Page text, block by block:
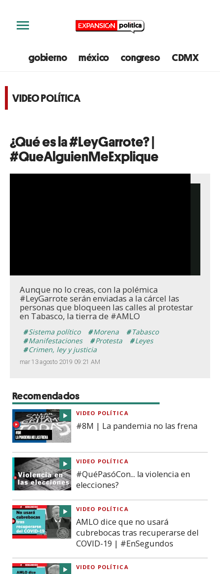
gobierno méxico congreso CDMX
VIDEO POLÍTICA
¿Qué es la #LeyGarrote? |
#QueAlguienMeExplique
mar 13 agosto 2019 09:21 AM
Aunque no lo creas, con la polémica
#LeyGarrote serán enviadas a la cárcel las
personas que bloqueen las calles al protestar
en Tabasco, la tierra de #AMLO
Sistema político Morena
Tabasco
Manifestaciones
Protesta
Leyes
Crimen, ley y justicia
Recomendados
VIDEO POLÍTICA
#8M | La pandemia no las frena
VIDEO POLÍTICA
#QuéPasóCon... la violencia en
elecciones?
VIDEO POLÍTICA
AMLO dice que no usará
cubrebocas tras recuperarse del
COVID-19 | #EnSegundos
VIDEO POLÍTICA